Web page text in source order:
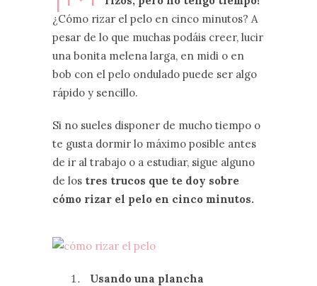
¿Cómo rizar el pelo en cinco minutos? A
pesar de lo que muchas podáis creer, lucir
una bonita melena larga, en midi o en
bob con el pelo ondulado puede ser algo
rápido y sencillo.
Si no sueles disponer de mucho tiempo o
te gusta dormir lo máximo posible antes
de ir al trabajo o a estudiar, sigue alguno
de los tres trucos que te doy sobre
cómo rizar el pelo en cinco minutos.
Usando una plancha